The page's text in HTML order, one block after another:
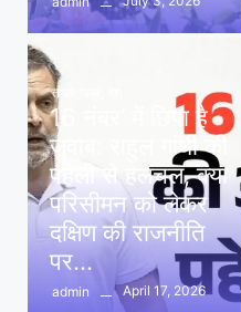
ताज़ा खबरें
16 नंबर’ में छिपा है
जवाब: राहुल गांधी की
पहेली से हलचल, क्या
परिसीमन को लेकर
दक्षिण की राजनीति
पर…
admin April 17, 2026